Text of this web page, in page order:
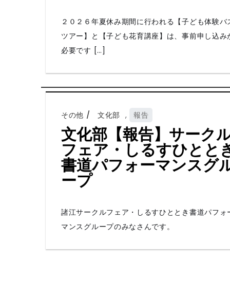
２０２６年夏休み期間に行われる【子ども体験バ
ツアー】と【子ども花育講座】は、事前申し込み
必要です […]
その他 ,
文化部 報告
文化部【報告】サーク
フェア・しるすひとと
書道パフォーマンスグ
ープ
諸江サークルフェア・しるすひととき書道パフォ
マンスグループのみなさんです。